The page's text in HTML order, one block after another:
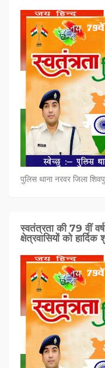
पुलिस थाना नरवर जिला
स्वतंत्रता की 79 वीं
क्षेत्रवासियों को